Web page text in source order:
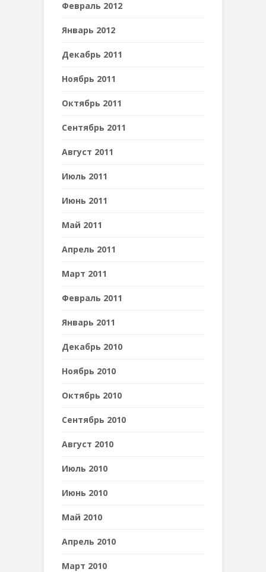
Февраль 2012
Январь 2012
Декабрь 2011
Ноябрь 2011
Октябрь 2011
Сентябрь 2011
Август 2011
Июль 2011
Июнь 2011
Май 2011
Апрель 2011
Март 2011
Февраль 2011
Январь 2011
Декабрь 2010
Ноябрь 2010
Октябрь 2010
Сентябрь 2010
Август 2010
Июль 2010
Июнь 2010
Май 2010
Апрель 2010
Март 2010